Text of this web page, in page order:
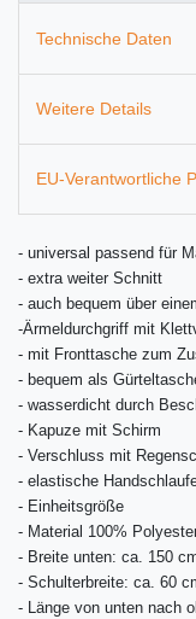
Technische Daten
Weitere Details
EU-Verantwortliche
- universal passend für
- extra weiter Schnitt
- auch bequem über
-Ärmeldurchgriff mit
- mit Fronttasche zum
- bequem als
- wasserdicht durch
- Kapuze mit Schirm
- Verschluss mit
- elastische
- Einheitsgröße
- Material 100%
- Breite unten: ca. 150
- Schulterbreite: ca. 60
- Länge von unten nach